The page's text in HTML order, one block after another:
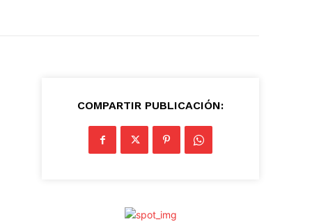
COMPARTIR PUBLICACIÓN: